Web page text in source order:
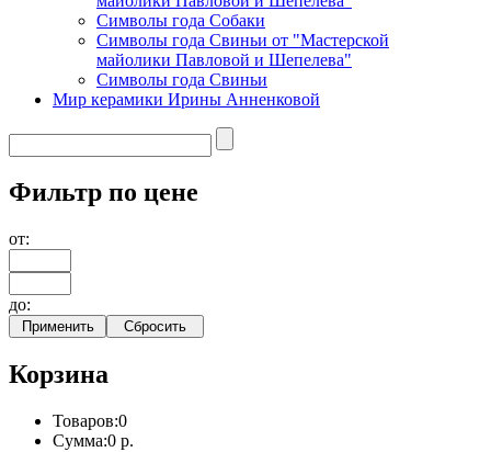
Символы года Собаки
Символы года Свиньи от "Мастерской
майолики Павловой и Шепелева"
Символы года Свиньи
Мир керамики Ирины Анненковой
Фильтр по цене
от:
до:
Корзина
Товаров:0
Сумма:0 р.